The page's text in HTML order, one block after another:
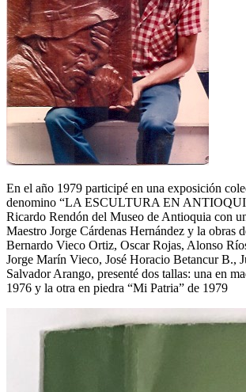
En el año 1979 participé en una exposición
denomino “LA ESCULTURA EN
Ricardo Rendón del Museo de Antioquia con
Maestro Jorge Cárdenas Hernández y la obras
Bernardo Vieco Ortiz, Oscar Rojas, Alonso
Jorge Marín Vieco, José Horacio Betancur B.,
Salvador Arango, presenté dos tallas: una en
1976 y la otra en piedra “Mi Patria” de 1979